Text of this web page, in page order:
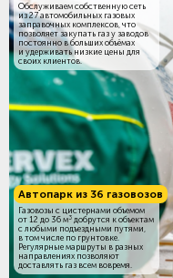
Обслуживаем собственную сеть
из 27 автомобильных газовых
заправочных комплексов, что
позволяет закупать газ у заводов
постоянно в больших объёмах
и удерживать низкие цены для
своих клиентов.
Автопарк из 36 газовозов
Газовозы с цистернами объемом
от 12 до 36 м3 добрутся к объектам
c любыми подъездными путями,
в том числе по грунтовке.
Регулярные маршруты в разных
направлениях позволяют
доставлять газ всем вовремя.